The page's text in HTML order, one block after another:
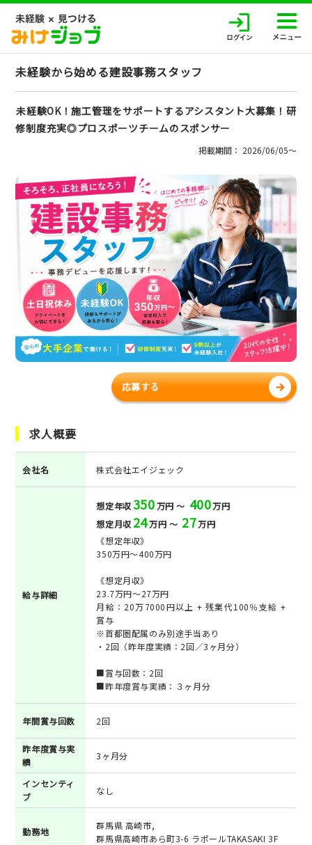
未経験から始める建設事務スタッフ
未経験OK！施工管理をサポートするアシスタント大募集！研
修制度充実◎プロスポーツチームのスポンサー
掲載期間： 2026/06/05〜
応募する
求人概要
会社名 株式会社エイジェック
給与詳細
想定年収350万円 ～ 400万円
想定月収 24万円 ～ 27万円
《想定年収》
350万円～400万円
《想定月収》
23.7万円～27万円
月給：20万7000円以上 + 残業代100％支給 +
賞与
※首都圏配属のみ別途手当あり
・2回（昨年度実績：2回／3ヶ月分）
■賞与回数：2回
■昨年度賞与実績：３ヶ月分
年間賞与回数 2回
昨年度賞与実
績
3ヶ月分
インセンティ
ブ
なし
勤務地
群馬県 高崎市,
群馬県高崎市あら町3-6 ラポールTAKASAKI 3F